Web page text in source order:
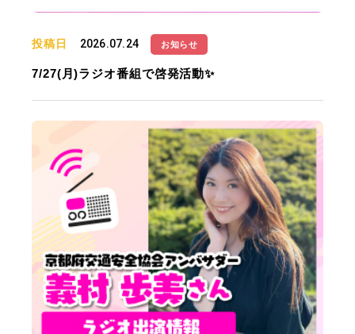
投稿日 2026.07.24 お知らせ
7/27(月)ラジオ番組で啓発活動✨